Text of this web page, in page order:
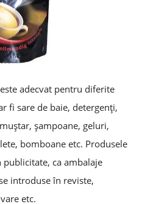
adecvat pentru diferite
fi sare de baie, detergenţi,
şampoane, geluri,
bomboane etc. Produsele
ca ambalaje
introduse în reviste,
etc.